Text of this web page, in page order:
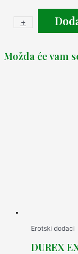
-
+
Možda će vam
Erotski dodaci
DUREX